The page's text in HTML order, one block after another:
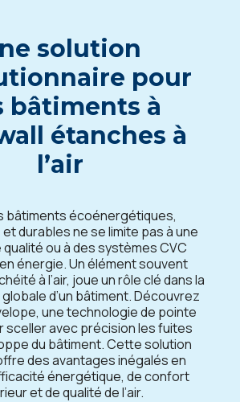
solution
pour
bâtiments à
étanches à
l’air
bâtiments écoénergétiques,
durables ne se limite pas à une
ou à des systèmes CVC
énergie. Un élément souvent
à l’air, joue un rôle clé dans la
d’un bâtiment. Découvrez
une technologie de pointe
sceller avec précision les fuites
du bâtiment. Cette solution
des avantages inégalés en
énergétique, de confort
et de qualité de l’air.